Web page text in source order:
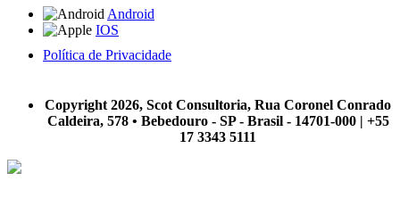
Android
IOS
Política de Privacidade
Copyright 2026, Scot Consultoria, Rua Coronel Conrado
Caldeira, 578 • Bebedouro - SP - Brasil - 14701-000 | +55
17 3343 5111